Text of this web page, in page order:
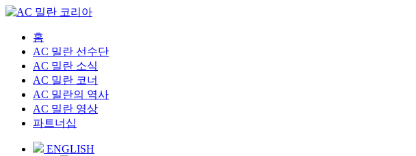
홈
AC 밀란 선수단
AC 밀란 소식
AC 밀란 코너
AC 밀란의 역사
AC 밀란 영상
파트너십
ENGLISH